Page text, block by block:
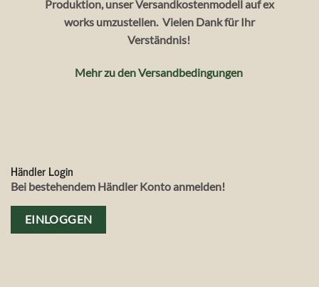
Produktion, unser Versandkostenmodell auf ex
works umzustellen. Vielen Dank für Ihr
Verständnis!
Mehr zu den Versandbedingungen
Händler Login
Bei bestehendem Händler Konto anmelden!
EINLOGGEN